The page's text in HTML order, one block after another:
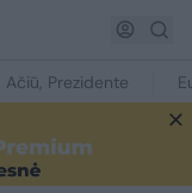
Ačiū, Prezidente